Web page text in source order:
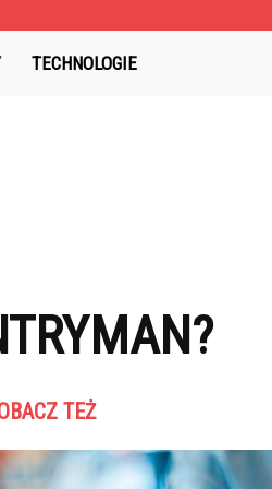
TECHNOLOGIE
TEŻ